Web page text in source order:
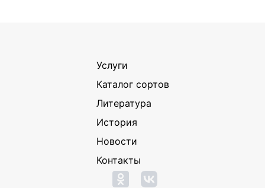
Услуги
Каталог сортов
Литература
История
Новости
Контакты